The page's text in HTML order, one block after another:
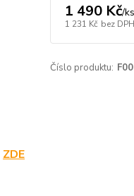
1 490 Kč/ks
1 231 Kč bez DPH
Číslo produktu:
ZDE